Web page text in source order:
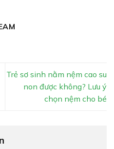
Trẻ sơ sinh nằm nệm cao su
non được không? Lưu ý
chọn nệm cho bé